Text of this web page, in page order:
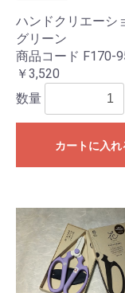
ハンドクリエーシ
グリーン
商品コード F170-
￥3,520
数量
カートに入れ